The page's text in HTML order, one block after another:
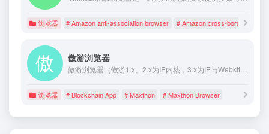
浏览器 # Amazon anti-association browser # Amazon cross-border e-
傲游浏览器
傲游浏览器（傲游1.x、2.x为IE内核，3.x为IE与Webkit双核）是一款多功能、个性化多标签浏览器。它能有效减少浏览器对系统资源的占用率， 提高网上冲浪的效率。经典的傲游浏览器2.x, 拥有丰富实用的功能设置。支持各种外挂工具及插件。傲游3.x采用开源Webkit核心，具有贴合互联网标准、渲染速度快、稳定性强等优点，并对最新的HTML5标准有相当高支持度，可以实现更加丰富的网络应用。另还有傲游手机浏览器、傲游平板浏览器等。
浏览器 # Blockchain App # Maxthon # Maxthon Browser